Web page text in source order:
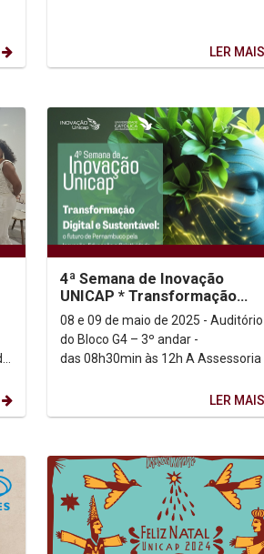
LER MAIS
4ª Semana de Inovação
UNICAP * Transformação
Digital e Sustentável: o futuro
de Pernambuco pela...
08 e 09 de maio de 2025 - Auditório
do Bloco G4 – 3º andar -
das 08h30min às 12h A Assessoria de
LER MAIS